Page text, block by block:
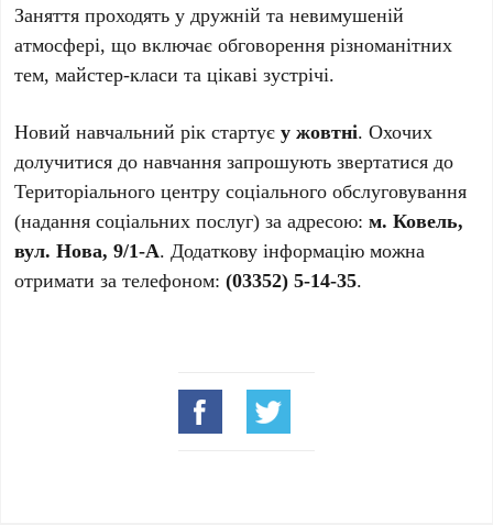
Заняття проходять у дружній та невимушеній
атмосфері, що включає обговорення різноманітних
тем, майстер-класи та цікаві зустрічі.
Новий навчальний рік стартуєу жовтні. Охочих
долучитися до навчання запрошують звертатися до
Територіального центру соціального обслуговування
(надання соціальних послуг) за адресою:м. Ковель,
вул. Нова, 9/1-А. Додаткову інформацію можна
отримати за телефоном:(03352) 5-14-35.